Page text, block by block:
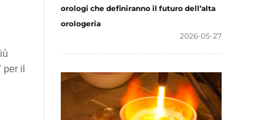
il
orologi che definiranno il futuro dell’alta
orologeria
2026-05-27